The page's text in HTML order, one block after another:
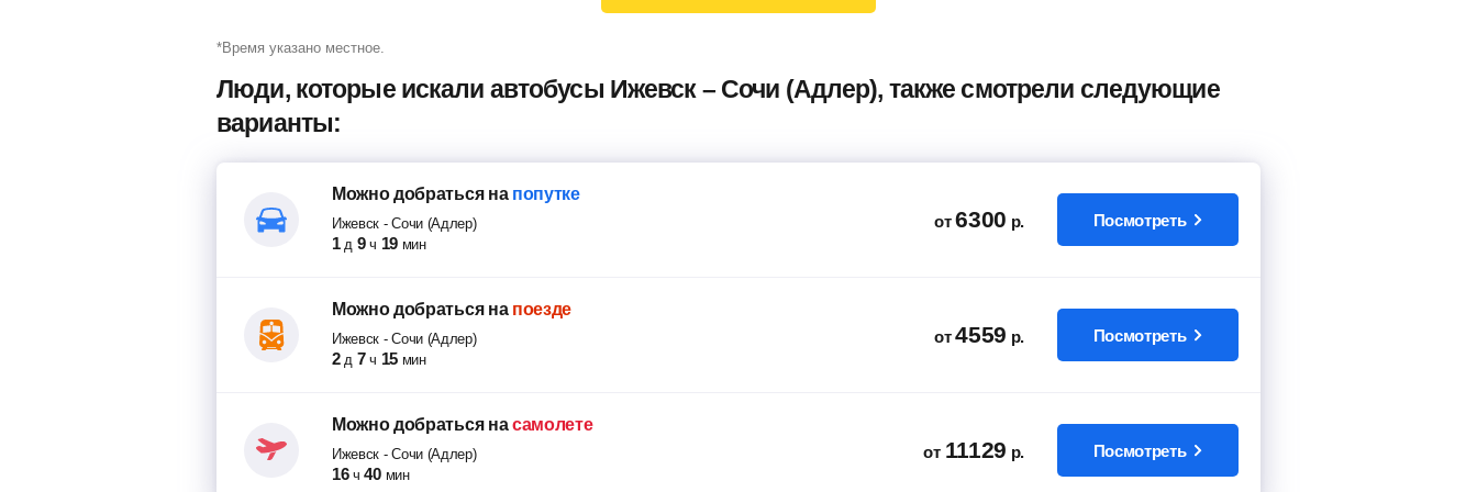
20:30
Ижевск
10:10
Лоо
Ankai
от 18975 руб.
Автостанция Якшур-Бодья
18:02
Остановка Ижевск
Найти билет
43 ч 0 мин в пути
Сочи
Автовокзал
Найти билет
*Время указано местное.
Люди, которые искали автобусы Ижевск – Сочи (Адлер), также смотрели следующие
варианты:
Можно добратьсяна попутке
Ижевск -Сочи (Адлер)
1 д 9 ч 19 мин
от 6300 р. Посмотреть
Можно добратьсяна поезде
Ижевск -Сочи (Адлер)
2 д 7 ч 15 мин
от 4559 р. Посмотреть
Можно добратьсяна самолете
Ижевск -Сочи (Адлер)
16 ч 40 мин
от 11129 р. Посмотреть